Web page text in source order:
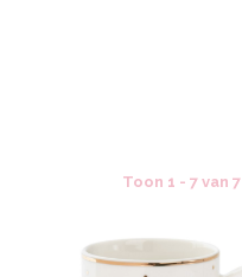
Toon 1 - 7 van 7